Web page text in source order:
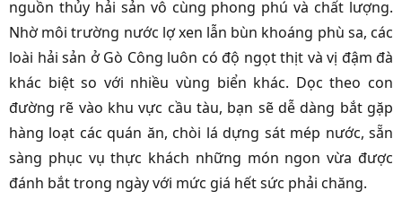
nguồn thủy hải sản vô cùng phong phú và chất lượng.
Nhờ môi trường nước lợ xen lẫn bùn khoáng phù sa, các
loài hải sản ở Gò Công luôn có độ ngọt thịt và vị đậm đà
khác biệt so với nhiều vùng biển khác. Dọc theo con
đường rẽ vào khu vực cầu tàu, bạn sẽ dễ dàng bắt gặp
hàng loạt các quán ăn, chòi lá dựng sát mép nước, sẵn
sàng phục vụ thực khách những món ngon vừa được
đánh bắt trong ngày với mức giá hết sức phải chăng.